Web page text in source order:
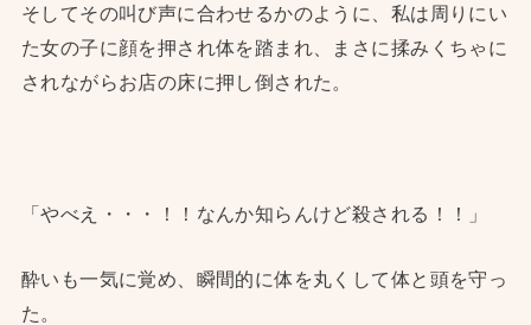
そしてその叫び声に合わせるかのように、私は周りにい
た女の子に顔を押され体を踏まれ、まさに揉みくちゃに
されながらお店の床に押し倒された。
「やべえ・・・！！なんか知らんけど殺される！！」
酔いも一気に覚め、瞬間的に体を丸くして体と頭を守っ
た。